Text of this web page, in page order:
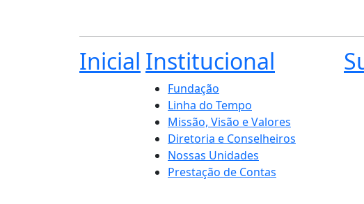
Inicial Institucional
Fundação
Linha do Tempo
Missão, Visão e Valores
Diretoria e Conselheiros
Nossas Unidades
Prestação de Contas